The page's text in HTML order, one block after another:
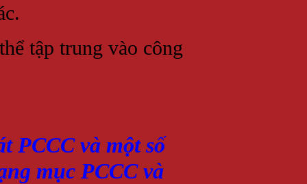
tập trung vào công
PCCC và một số
mục PCCC và